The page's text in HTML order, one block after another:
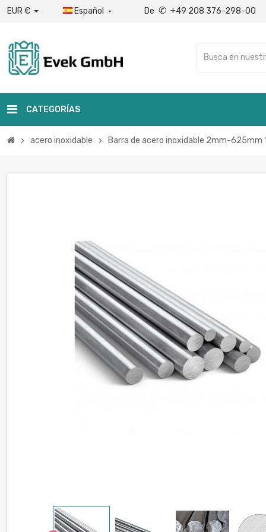
EUR € Español  De ✆ +49 208 376-298-00
CATEGORÍAS
chevron_right acero inoxidable chevron_right Barra de acero inoxidable 2mm-625mm